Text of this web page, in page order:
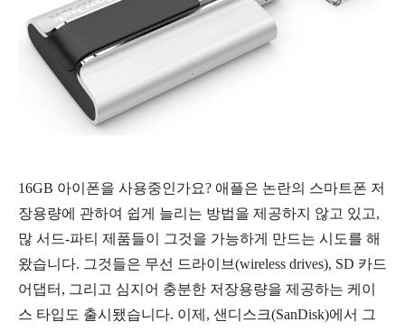
16GB 아이폰을 사용중인가요? 애플은 논란의 스마트폰 저
장용량에 관하여 쉽게 늘리는 방법을 제공하지 않고 있고,
많 서드-파티 제품들이 그것을 가능하게 만드는 시도를 해
왔습니다. 그것들은 무선 드라이브(wireless drives), SD 카드
어댑터, 그리고 심지어 충분한 저장용량을 제공하는 케이
스 타입 도 출시됐습니다. 이제, 샌디스크(SanDisk)에서 그